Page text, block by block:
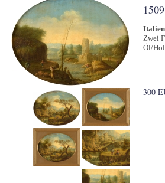
1509
Zwei
Öl/
300